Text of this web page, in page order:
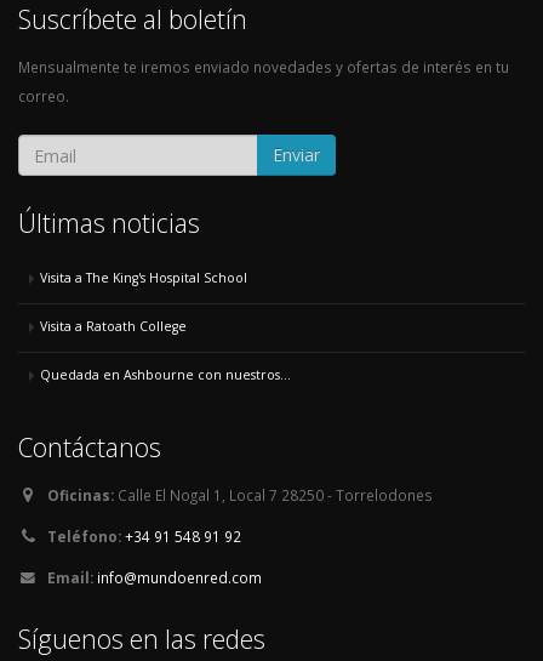
Suscríbete al boletín
Mensualmente te iremos enviado novedades y ofertas de interés en tu
correo.
Enviar
Últimas noticias
Visita a The King's Hospital School
Visita a Ratoath College
Quedada en Ashbourne con nuestros...
Contáctanos
Oficinas: Calle El Nogal 1, Local 7 28250 - Torrelodones
Teléfono:+34 91 548 91 92
Email: info@mundoenred.com
Síguenos en las redes